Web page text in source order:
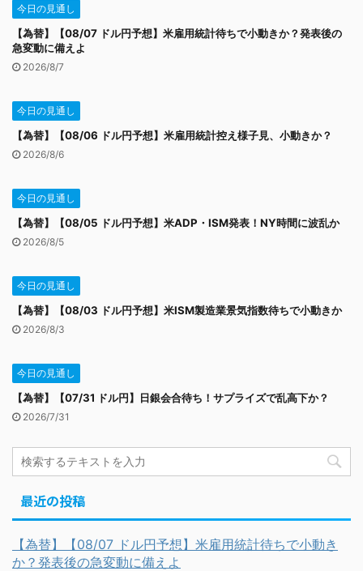
今日の見通し
【為替】【08/07 ドル円予想】米雇用統計待ちで小動きか？発表後の
急変動に備えよ
2026/8/7
今日の見通し
【為替】【08/06 ドル円予想】米雇用統計控え様子見、小動きか？
2026/8/6
今日の見通し
【為替】【08/05 ドル円予想】米ADP・ISM発表！NY時間に波乱か
2026/8/5
今日の見通し
【為替】【08/03 ドル円予想】米ISM製造業景気指数待ちで小動きか
2026/8/3
今日の見通し
【為替】【07/31 ドル円】日銀会合待ち！サプライズで乱高下か？
2026/7/31
最近の投稿
【為替】【08/07 ドル円予想】米雇用統計待ちで小動き
か？発表後の急変動に備えよ